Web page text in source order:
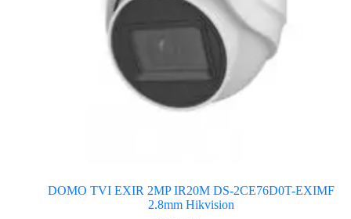
DOMO TVI EXIR 2MP IR20M DS-2CE76D0T-EXIMF
2.8mm Hikvision